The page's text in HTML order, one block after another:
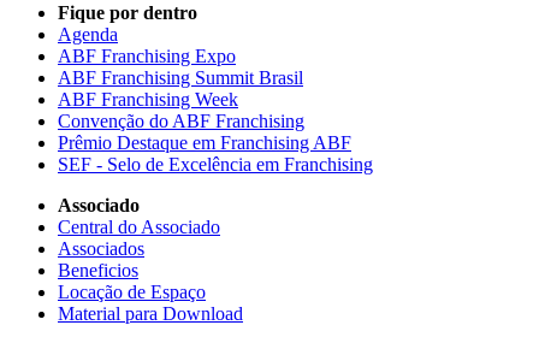
Fique por dentro
Agenda
ABF Franchising Expo
ABF Franchising Summit Brasil
ABF Franchising Week
Convenção do ABF Franchising
Prêmio Destaque em Franchising ABF
SEF - Selo de Excelência em Franchising
Associado
Central do Associado
Associados
Beneficios
Locação de Espaço
Material para Download